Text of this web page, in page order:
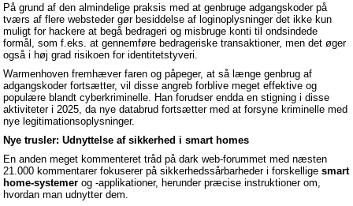
På grund af den almindelige praksis med at genbruge adgangskoder på
tværs af flere websteder gør besiddelse af loginoplysninger det ikke kun
muligt for hackere at begå bedrageri og misbruge konti til ondsindede
formål, som f.eks. at gennemføre bedrageriske transaktioner, men det øger
også i høj grad risikoen for identitetstyveri.
Warmenhoven fremhæver faren og påpeger, at så længe genbrug af
adgangskoder fortsætter, vil disse angreb forblive meget effektive og
populære blandt cyberkriminelle. Han forudser endda en stigning i disse
aktiviteter i 2025, da nye databrud fortsætter med at forsyne kriminelle med
nye legitimationsoplysninger.
Nye trusler: Udnyttelse af sikkerhed i smart homes
En anden meget kommenteret tråd på dark web-forummet med næsten
21.000 kommentarer fokuserer på sikkerhedssårbarheder i forskelligesmart
home-systemer og -applikationer, herunder præcise instruktioner om,
hvordan man udnytter dem.